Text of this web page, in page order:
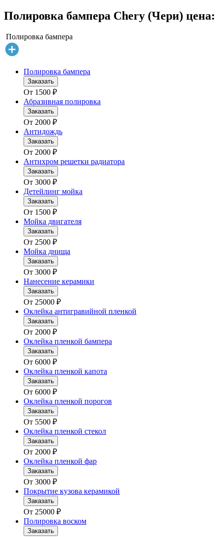
Полировка бампера Chery (Чери) цена:
Полировка бампера
Полировка бампера
Заказать
От 1500 ₽
Абразивная полировка
Заказать
От 2000 ₽
Антидождь
Заказать
От 2000 ₽
Антихром решетки радиатора
Заказать
От 3000 ₽
Детейлинг мойка
Заказать
От 1500 ₽
Мойка двигателя
Заказать
От 2500 ₽
Мойка днища
Заказать
От 3000 ₽
Нанесение керамики
Заказать
От 25000 ₽
Оклейка антигравийной пленкой
Заказать
От 2000 ₽
Оклейка пленкой бампера
Заказать
От 6000 ₽
Оклейка пленкой капота
Заказать
От 6000 ₽
Оклейка пленкой порогов
Заказать
От 5500 ₽
Оклейка пленкой стекол
Заказать
От 2000 ₽
Оклейка пленкой фар
Заказать
От 3000 ₽
Покрытие кузова керамикой
Заказать
От 25000 ₽
Полировка воском
Заказать